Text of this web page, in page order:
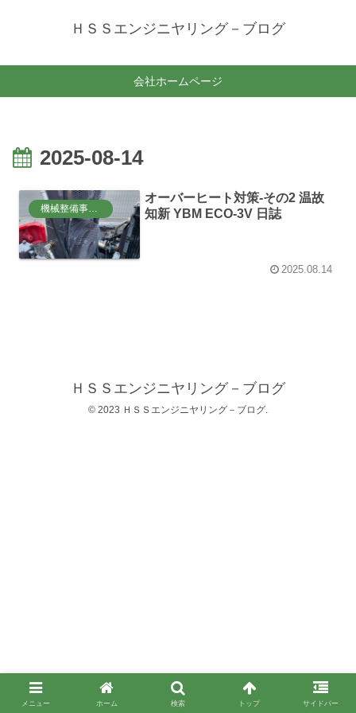
ＨＳＳエンジニヤリング－ブログ
会社ホームページ
2025-08-14
機械整備事業部
オーバーヒート対策-その2 温故
知新 YBM ECO-3V 日誌
2025.08.14
ＨＳＳエンジニヤリング－ブログ
© 2023 ＨＳＳエンジニヤリング－ブログ.
メニュー ホーム 検索 トップ サイドバー